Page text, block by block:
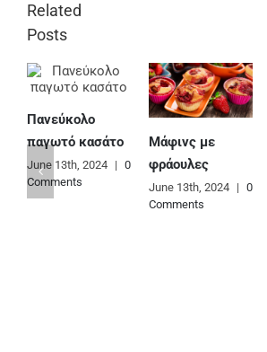
Related
Posts
Πανεύκολο
παγωτό κασάτο
June 13th, 2024 | 0
Comments
Μάφινς με
φράουλες
June 13th, 2024 | 0
Comments